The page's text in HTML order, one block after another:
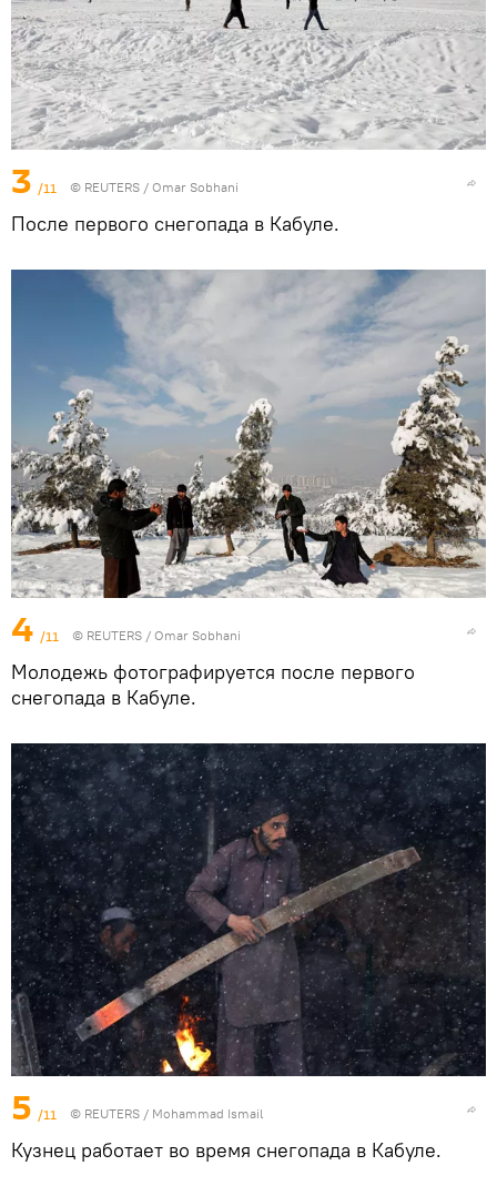
3 /11 © REUTERS / Omar Sobhani
После первого снегопада в Кабуле.
4 /11 © REUTERS / Omar Sobhani
Молодежь фотографируется после первого
снегопада в Кабуле.
5 /11 © REUTERS / Mohammad Ismail
Кузнец работает во время снегопада в Кабуле.